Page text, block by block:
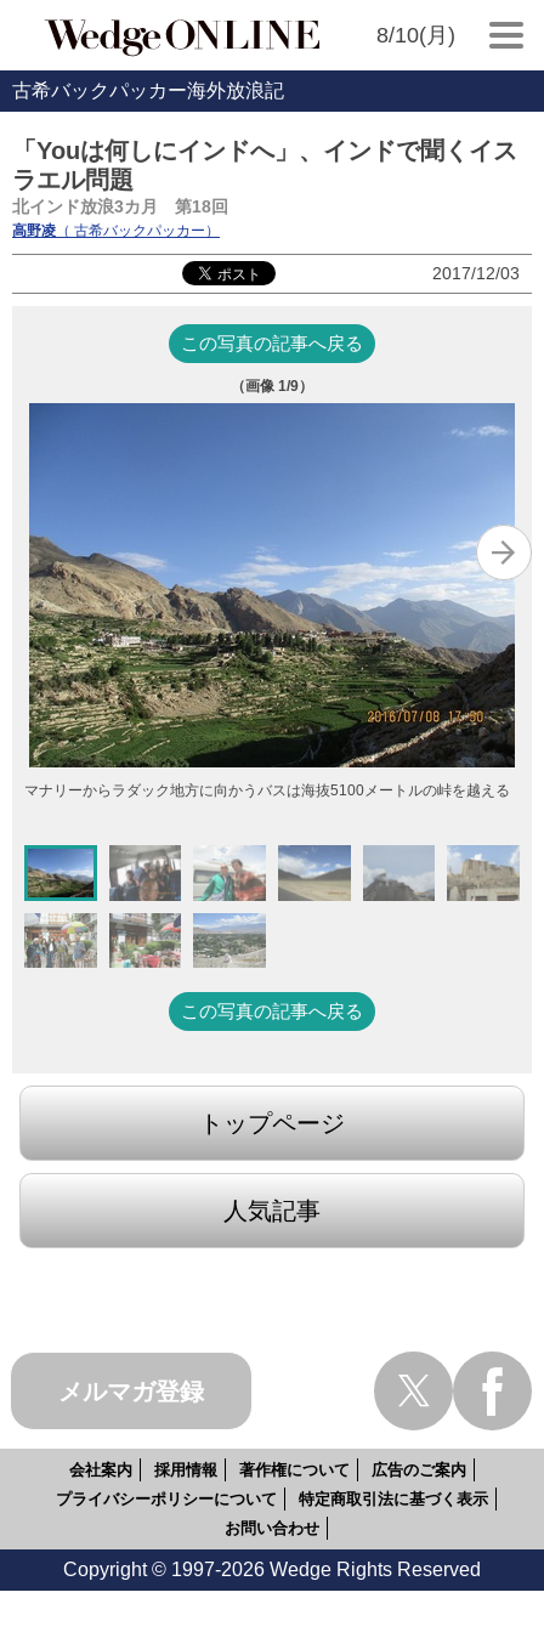
8/10(月)
古希バックパッカー海外放浪記
「Youは何しにインドへ」、インドで聞くイス
ラエル問題
北インド放浪3カ月 第18回
高野凌 （ 古希バックパッカー）
2017/12/03
この写真の記事へ戻る
（画像 1/9）
マナリーからラダック地方に向かうバスは海抜5100メートルの峠を越える
この写真の記事へ戻る
トップページ
人気記事
メルマガ登録
会社案内 採用情報 著作権について
広告のご案内
プライバシーポリシーについて
特定商取引法に基づく表示
お問い合わせ
Copyright © 1997-2026 Wedge Rights Reserved